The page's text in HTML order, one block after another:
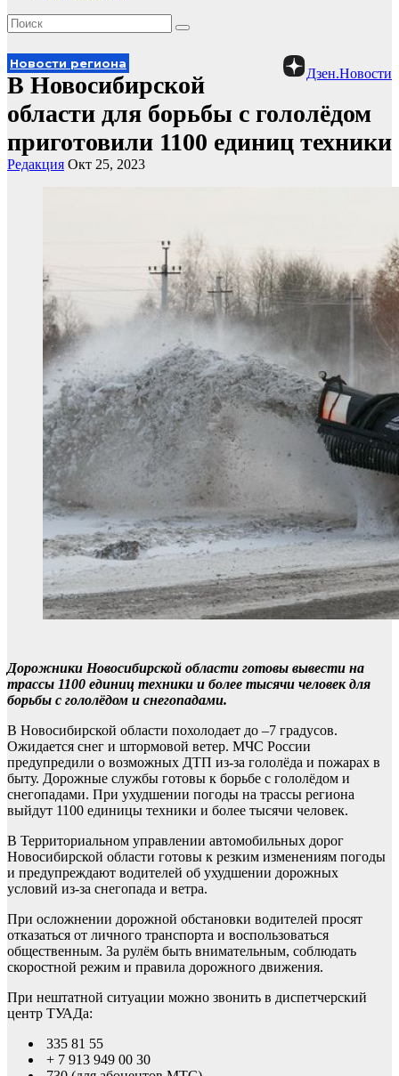
Дзен.Новости
Новости региона
В Новосибирской
области для борьбы с гололёдом
приготовили 1100 единиц техники
Редакция Окт 25, 2023
Дорожники Новосибирской области готовы вывести на
трассы 1100 единиц техники и более тысячи человек для
борьбы с гололёдом и снегопадами.
В Новосибирской области похолодает до –7 градусов.
Ожидается снег и штормовой ветер. МЧС России
предупредили о возможных ДТП из-за гололёда и пожарах в
быту. Дорожные службы готовы к борьбе с гололёдом и
снегопадами. При ухудшении погоды на трассы региона
выйдут 1100 единицы техники и более тысячи человек.
В Территориальном управлении автомобильных дорог
Новосибирской области готовы к резким изменениям погоды
и предупреждают водителей об ухудшении дорожных
условий из-за снегопада и ветра.
При осложнении дорожной обстановки водителей просят
отказаться от личного транспорта и воспользоваться
общественным. За рулём быть внимательным, соблюдать
скоростной режим и правила дорожного движения.
При нештатной ситуации можно звонить в диспетчерский
центр ТУАДа:
335 81 55
+ 7 913 949 00 30